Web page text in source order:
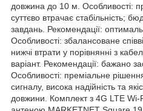
довжина до 10 м. Особливості:
суттєво втрачає стабільність;
завдань. Рекомендації:
Особливості: збалансоване
нижчі втрати у порівнянні з
варіант. Рекомендації: бажано
Особливості: преміальне
сигналу, висока надійність та
довжини. Комплект з 4G LTE